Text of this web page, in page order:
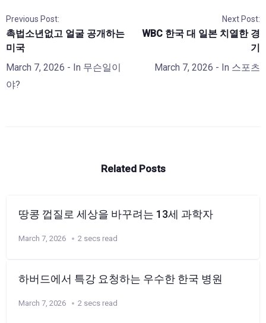
Previous Post:
촉법소년없고 얼굴 공개하는
미국
March 7, 2026 - In 무슨일이
야?
Next Post:
WBC 한국 대 일본 치열한 경
기
March 7, 2026 - In 스포츠
Related Posts
땅콩 껍질로 세상을 바꾸려는 13세 과학자
March 7, 2026 2 secs read
하버드에서 특강 요청하는 우수한 한국 병원
March 7, 2026 2 secs read